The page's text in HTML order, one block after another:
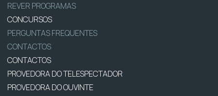
REVER PROGRAMAS
CONCURSOS
PERGUNTAS FREQUENTES
CONTACTOS
CONTACTOS
PROVEDORA DO TELESPECTADOR
PROVEDORA DO OUVINTE